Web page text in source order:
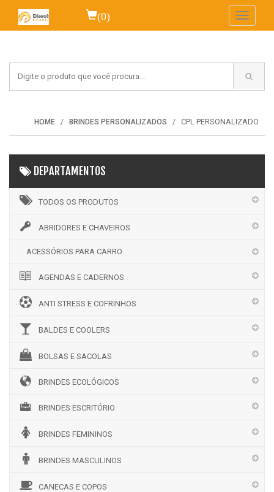
(0)
Toggle
HOME BRINDES PERSONALIZADOS CPL PERSONALIZADO
DEPARTAMENTOS
TODOS OS PRODUTOS
ABRIDORES E CHAVEIROS
ACESSÓRIOS PARA CARRO
AGENDAS E CADERNOS
ANTI STRESS E COFRINHOS
BALDES E COOLERS
BOLSAS E SACOLAS
BRINDES ECOLÓGICOS
BRINDES ESCRITÓRIO
BRINDES FEMININOS
BRINDES MASCULINOS
CANECAS E COPOS